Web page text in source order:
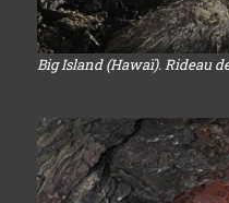
Big Island (Hawaï). Rideau